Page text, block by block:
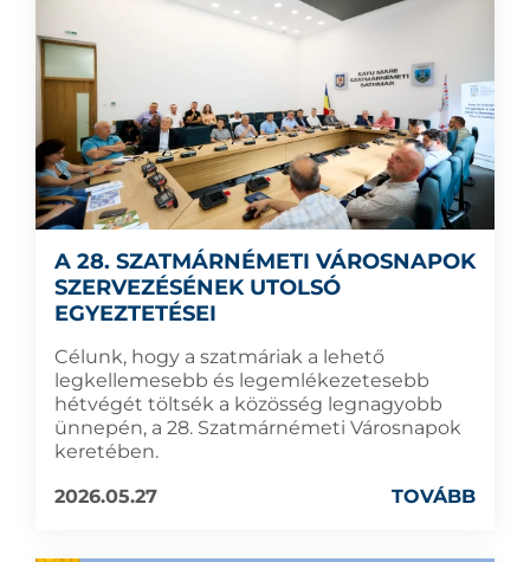
A 28. SZATMÁRNÉMETI VÁROSNAPOK
SZERVEZÉSÉNEK UTOLSÓ
EGYEZTETÉSEI
Célunk, hogy a szatmáriak a lehető
legkellemesebb és legemlékezetesebb
hétvégét töltsék a közösség legnagyobb
ünnepén, a 28. Szatmárnémeti Városnapok
keretében.
2026.05.27
TOVÁBB